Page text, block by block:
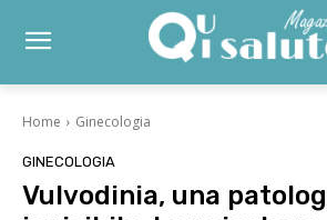
Home Ginecologia
GINECOLOGIA
Vulvodinia, una